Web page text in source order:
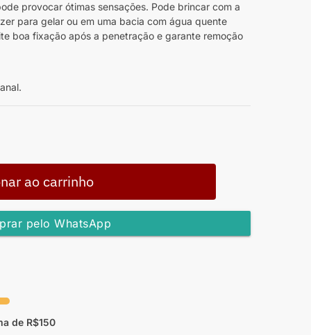
provocar ótimas sensações. Pode brincar com a
para gelar ou em uma bacia com água quente
boa fixação após a penetração e garante remoção
ao carrinho
pelo WhatsApp
de R$150